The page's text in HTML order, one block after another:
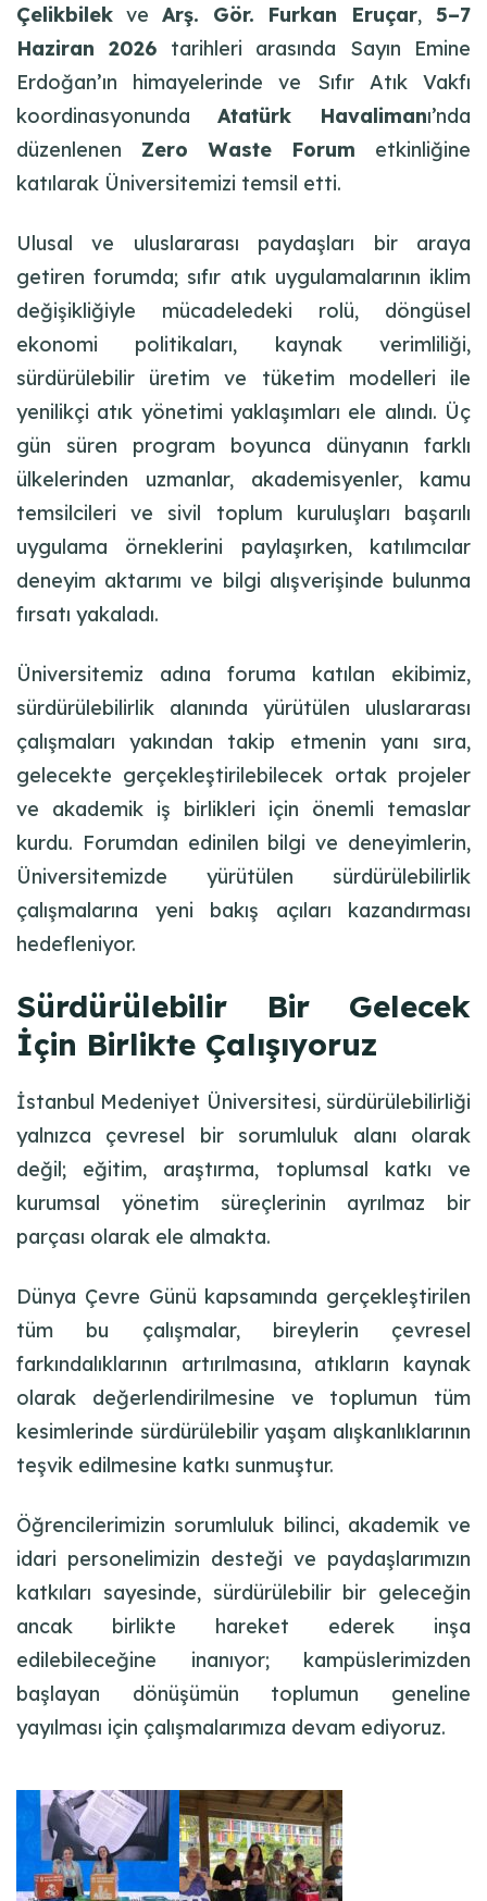
Çelikbilek ve Arş. Gör. Furkan Eruçar, 5–7
Haziran 2026 tarihleri arasında Sayın Emine
Erdoğan’ın himayelerinde ve Sıfır Atık Vakfı
koordinasyonunda Atatürk Havalimanı’nda
düzenlenen Zero Waste Forum etkinliğine
katılarak Üniversitemizi temsil etti.
Ulusal ve uluslararası paydaşları bir araya
getiren forumda; sıfır atık uygulamalarının iklim
değişikliğiyle mücadeledeki rolü, döngüsel
ekonomi politikaları, kaynak verimliliği,
sürdürülebilir üretim ve tüketim modelleri ile
yenilikçi atık yönetimi yaklaşımları ele alındı. Üç
gün süren program boyunca dünyanın farklı
ülkelerinden uzmanlar, akademisyenler, kamu
temsilcileri ve sivil toplum kuruluşları başarılı
uygulama örneklerini paylaşırken, katılımcılar
deneyim aktarımı ve bilgi alışverişinde bulunma
fırsatı yakaladı.
Üniversitemiz adına foruma katılan ekibimiz,
sürdürülebilirlik alanında yürütülen uluslararası
çalışmaları yakından takip etmenin yanı sıra,
gelecekte gerçekleştirilebilecek ortak projeler
ve akademik iş birlikleri için önemli temaslar
kurdu. Forumdan edinilen bilgi ve deneyimlerin,
Üniversitemizde yürütülen sürdürülebilirlik
çalışmalarına yeni bakış açıları kazandırması
hedefleniyor.
Sürdürülebilir Bir Gelecek
İçin Birlikte Çalışıyoruz
İstanbul Medeniyet Üniversitesi, sürdürülebilirliği
yalnızca çevresel bir sorumluluk alanı olarak
değil; eğitim, araştırma, toplumsal katkı ve
kurumsal yönetim süreçlerinin ayrılmaz bir
parçası olarak ele almakta.
Dünya Çevre Günü kapsamında gerçekleştirilen
tüm bu çalışmalar, bireylerin çevresel
farkındalıklarının artırılmasına, atıkların kaynak
olarak değerlendirilmesine ve toplumun tüm
kesimlerinde sürdürülebilir yaşam alışkanlıklarının
teşvik edilmesine katkı sunmuştur.
Öğrencilerimizin sorumluluk bilinci, akademik ve
idari personelimizin desteği ve paydaşlarımızın
katkıları sayesinde, sürdürülebilir bir geleceğin
ancak birlikte hareket ederek inşa
edilebileceğine inanıyor; kampüslerimizden
başlayan dönüşümün toplumun geneline
yayılması için çalışmalarımıza devam ediyoruz.